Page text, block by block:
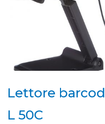
Lettore
L 50C